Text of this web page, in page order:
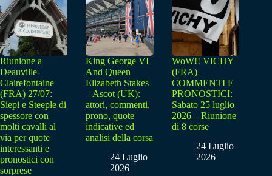
Riunione a
Deauville-
Clairefontaine
(FRA) 27/07:
Siepi e Steeple di
spessore con
molti cavalli al
via per quote
interessanti e
pronostici con
sorprese
King George VI
And Queen
Elizabeth Stakes
– Ascot (UK):
attori, commenti,
prono, quote
indicative ed
analisi della corsa
24 Luglio
2026
WoW!! VICHY
(FRA) –
COMMENTI E
PRONOSTICI:
Sabato 25 luglio
2026 – Riunione
di 8 corse
24 Luglio
2026